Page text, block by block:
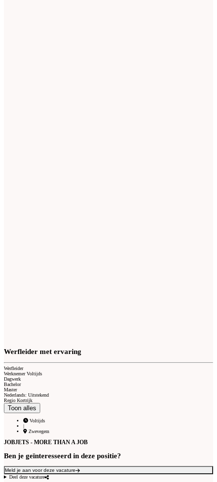
Werfleider met ervaring
Werfleider
Werknemer Voltijds
Dagwerk
Bachelor
Master
Nederlands: Uitstekend
Regio Kortrijk
Toon alles
Voltijds
|
Zwevegem
JOBJETS - MORE THAN A JOB
Ben je geïnteresseerd in deze positie?
Meld je aan voor deze vacature
Deel deze vacature